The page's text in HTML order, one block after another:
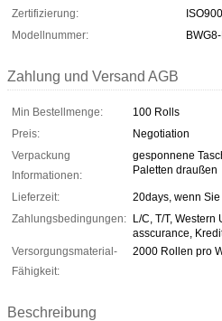
Zertifizierung:
Modellnummer:
Zahlung und Versand AGB
Min Bestellmenge:
100 Rolls
Preis:
Negotiation
Verpackung
Informationen:
gesponnene
Paletten draußen
Lieferzeit:
20days, wenn
Zahlungsbedingungen: L/C, T/T, Western
asscurance,
Versorgungsmaterial-
Fähigkeit:
2000 Rollen pro
Beschreibung